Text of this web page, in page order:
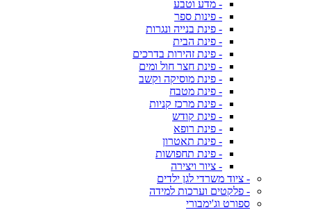
- מדע וטבע
- פינות ספר
- פינת בנייה ונגרות
- פינת הבית
- פינת זהירות בדרכים
- פינת חצר חול ומים
- פינת מוסיקה וקשב
- פינת מטבח
- פינת מרכז קניות
- פינת קודש
- פינת רופא
- פינת תאטרון
- פינת תחפושות
- ציור ויצירה
- ציוד משרדי לגן ילדים
- פלקטים וערכות למידה
ספורט וג'ימבורי